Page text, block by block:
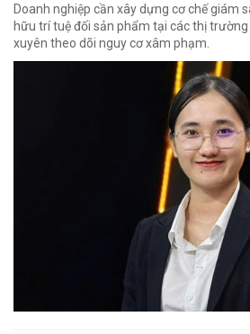
Doanh nghiệp cần xây dựng cơ chế giám
hữu trí tuệ đối sản phẩm tại các thị
xuyên theo dõi nguy cơ xâm phạm.